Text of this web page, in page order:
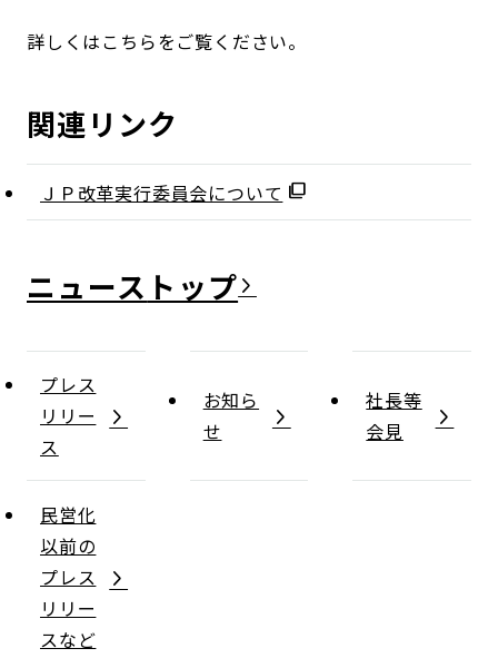
詳しくはこちらをご覧ください。
関連リンク
ＪＰ改革実行委員会について
ニュース
プレス
リリー
ス
お知ら
せ
社長等
会見
民営化
以前の
プレス
リリー
スなど